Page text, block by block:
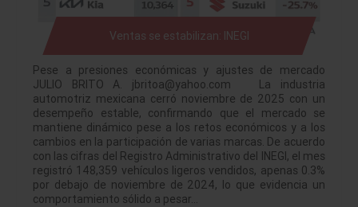
Ventas se estabilizan: INEGI
Pese a presiones económicas y ajustes de mercado
JULIO BRITO A. jbritoa@yahoo.com La industria
automotriz mexicana cerró noviembre de 2025 con un
desempeño estable, confirmando que el mercado se
mantiene dinámico pese a los retos económicos y a los
cambios en la participación de varias marcas. De acuerdo
con las cifras del Registro Administrativo del INEGI, el mes
registró 148,359 vehículos ligeros vendidos, apenas 0.3%
por debajo de noviembre de 2024, lo que evidencia un
comportamiento sólido a pesar…